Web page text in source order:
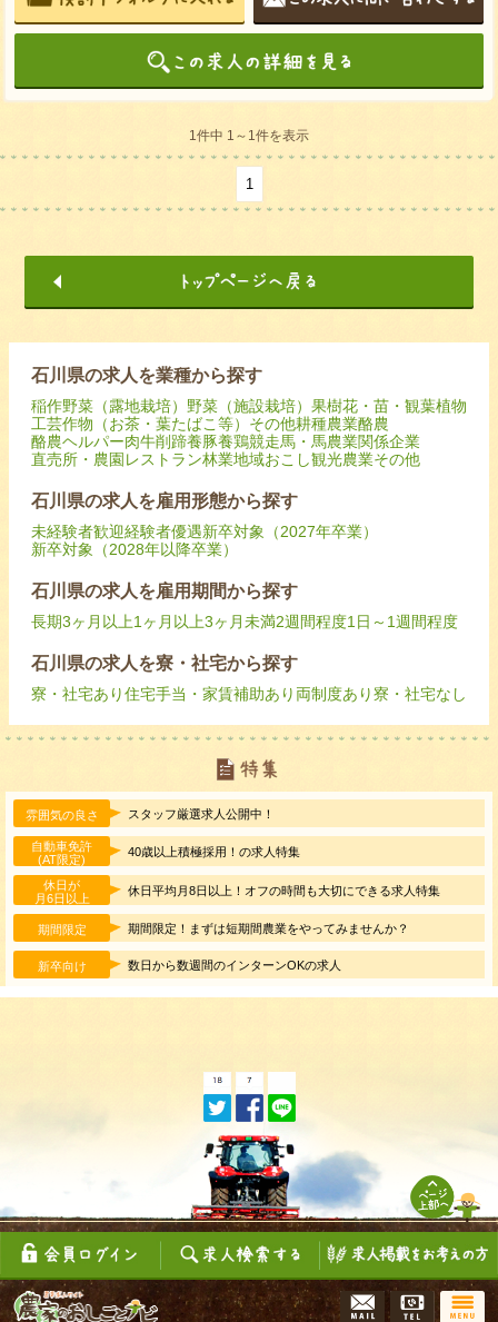
1件中 1～1件を表示
1
石川県の求人を業種から探す
稲作野菜（露地栽培） 野菜（施設栽培） 果樹花・苗・観葉植物
工芸作物（お茶・葉たばこ等） その他耕種農業酪農
酪農ヘルパー肉牛削蹄養豚養鶏競走馬・馬農業関係企業
直売所・農園レストラン林業地域おこし観光農業その他
石川県の求人を雇用形態から探す
未経験者歓迎経験者優遇新卒対象（2027年卒業）
新卒対象（2028年以降卒業）
石川県の求人を雇用期間から探す
長期3ヶ月以上1ヶ月以上3ヶ月未満2週間程度1日～1週間程度
石川県の求人を寮・社宅から探す
寮・社宅あり住宅手当・家賃補助あり 両制度あり寮・社宅なし
雰囲気の良さ スタッフ厳選求人公開中！
自動車免許
(AT限定)
40歳以上積極採用！の求人特集
休日が
月6日以上
休日平均月8日以上！オフの時間も大切にできる求人特集
期間限定 期間限定！まずは短期間農業をやってみませんか？
新卒向け 数日から数週間のインターンOKの求人